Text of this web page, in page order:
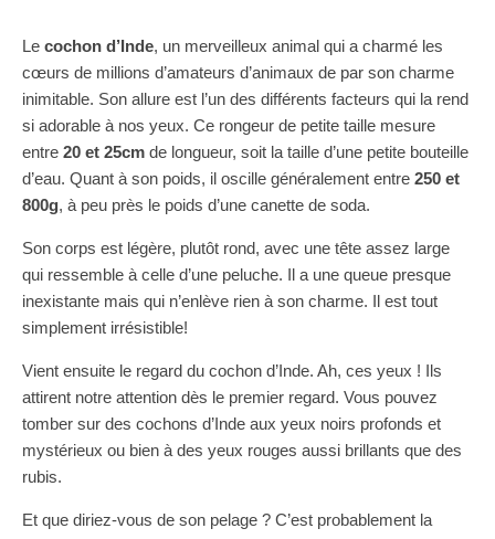
Le cochon d’Inde, un merveilleux animal qui a charmé les
cœurs de millions d’amateurs d’animaux de par son charme
inimitable. Son allure est l’un des différents facteurs qui la rend
si adorable à nos yeux. Ce rongeur de petite taille mesure
entre 20 et 25cm de longueur, soit la taille d’une petite bouteille
d’eau. Quant à son poids, il oscille généralement entre 250 et
800g, à peu près le poids d’une canette de soda.
Son corps est légère, plutôt rond, avec une tête assez large
qui ressemble à celle d’une peluche. Il a une queue presque
inexistante mais qui n’enlève rien à son charme. Il est tout
simplement irrésistible!
Vient ensuite le regard du cochon d’Inde. Ah, ces yeux ! Ils
attirent notre attention dès le premier regard. Vous pouvez
tomber sur des cochons d’Inde aux yeux noirs profonds et
mystérieux ou bien à des yeux rouges aussi brillants que des
rubis.
Et que diriez-vous de son pelage ? C’est probablement la